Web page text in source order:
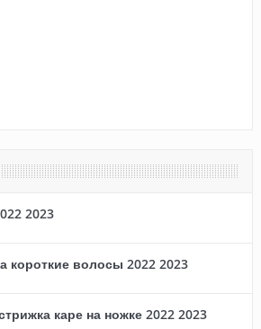
2023
короткие волосы 2022 2023
каре на ножке 2022 2023